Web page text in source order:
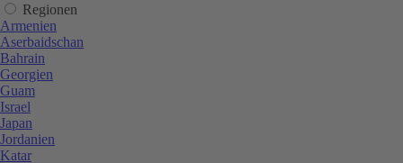
Regionen
Armenien
Aserbaidschan
Bahrain
Georgien
Guam
Israel
Japan
Jordanien
Katar